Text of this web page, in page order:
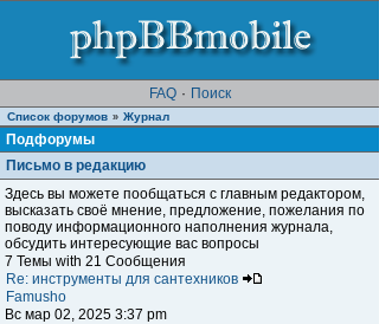
FAQ · Поиск
Список форумов » Журнал
Подфорумы
Письмо в редакцию
Здесь вы можете пообщаться с главным редактором,
высказать своё мнение, предложение, пожелания по
поводу информационного наполнения журнала,
обсудить интересующие вас вопросы
7 Темы with 21 Сообщения
Re: инструменты для сантехников
Famusho
Вс мар 02, 2025 3:37 pm